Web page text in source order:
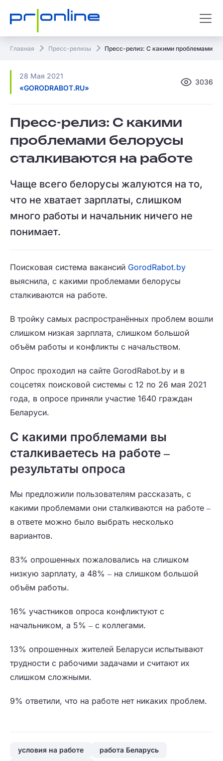
Главная Пресс-релизы Пресс-релиз: С какими проблемами
28 Мая 2021
«GORODRABOT.RU»
3036
Пресс-релиз: С какими
проблемами белорусы
сталкиваются на работе
Чаще всего белорусы жалуются на то,
что не хватает зарплаты, слишком
много работы и начальник ничего не
понимает.
Поисковая система вакансий GorodRabot.by
выяснила, с какими проблемами белорусы
сталкиваются на работе.
В тройку самых распространённых проблем вошли
слишком низкая зарплата, слишком большой
объём работы и конфликты с начальством.
Опрос проходил на сайте GorodRabot.by и в
соцсетях поисковой системы с 12 по 26 мая 2021
года, в опросе приняли участие 1640 граждан
Беларуси.
С какими проблемами вы
сталкиваетесь на работе ‒
результаты опроса
Мы предложили пользователям рассказать, с
какими проблемами они сталкиваются на работе ‒
в ответе можно было выбрать несколько
вариантов.
83% опрошенных пожаловались на слишком
низкую зарплату, а 48% ‒ на слишком большой
объём работы.
16% участников опроса конфликтуют с
начальником, а 5% ‒ с коллегами.
13% опрошенных жителей Беларуси испытывают
трудности с рабочими задачами и считают их
слишком сложными.
9% ответили, что на работе нет никаких проблем.
условия на работе
работа Беларусь